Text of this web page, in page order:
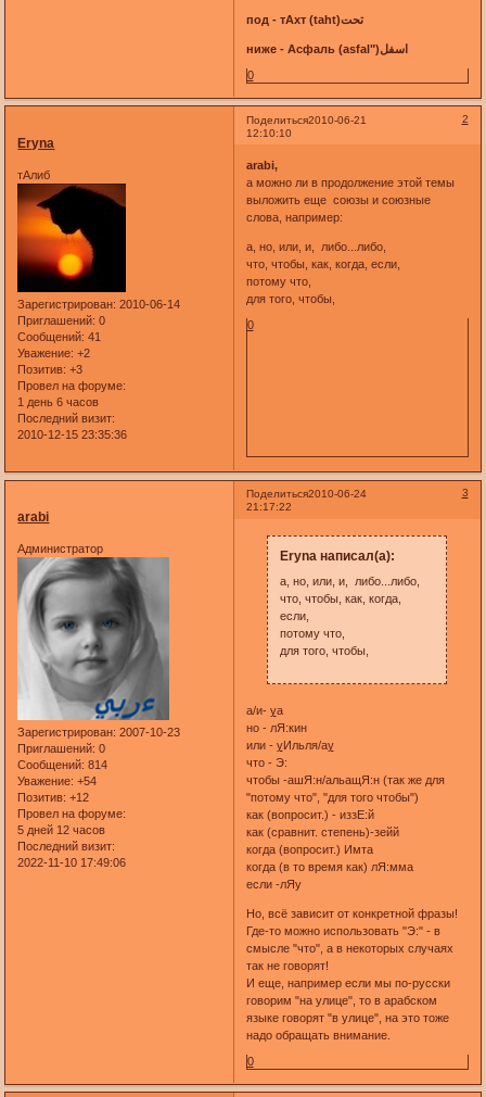
под - тАхт (taht)تحت
ниже - Асфаль (asfal")اسفل
0
Поделиться 2
2010-06-21
12:10:10
Eryna
тАлиб
Зарегистрирован: 2010-06-14
Приглашений: 0
Сообщений: 41
Уважение: +2
Позитив: +3
Провел на форуме:
1 день 6 часов
Последний визит:
2010-12-15 23:35:36
arabi,
а можно ли в продолжение этой темы
выложить еще союзы и союзные
слова, например:
а, но, или, и, либо...либо,
что, чтобы, как, когда, если,
потому что,
для того, чтобы,
0
Поделиться 3
2010-06-24
21:17:22
arabi
Администратор
Зарегистрирован: 2007-10-23
Приглашений: 0
Сообщений: 814
Уважение: +54
Позитив: +12
Провел на форуме:
5 дней 12 часов
Последний визит:
2022-11-10 17:49:06
Eryna написал(а):
а, но, или, и, либо...либо,
что, чтобы, как, когда,
если,
потому что,
для того, чтобы,
а/и- уа
но - лЯ:кин
или - уИльля/ау
что - Э:
чтобы -ашЯ:н/альащЯ:н (так же для
"потому что", "для того чтобы")
как (вопросит.) - иззЕ:й
как (сравнит. степень)-зейй
когда (вопросит.) Имта
когда (в то время как) лЯ:мма
если -лЯу
Но, всё зависит от конкретной фразы!
Где-то можно использовать "Э:" - в
смысле "что", а в некоторых случаях
так не говорят!
И еще, например если мы по-русски
говорим "на улице", то в арабском
языке говорят "в улице", на это тоже
надо обращать внимание.
0